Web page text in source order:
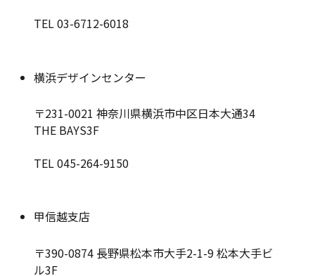
TEL 03-6712-6018
横浜デザインセンター
〒231-0021 神奈川県横浜市中区日本大通34
THE BAYS3F
TEL 045-264-9150
甲信越支店
〒390-0874 長野県松本市大手2-1-9 松本大手ビ
ル3F